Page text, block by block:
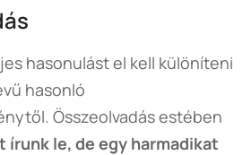
hasonulást el kell különíteni
hasonló
Összeolvadás estében
írunk le, de egy harmadikat